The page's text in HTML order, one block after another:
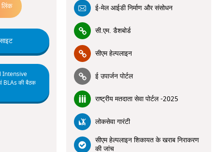
लिंक
Intensive
BLAs की बैठक
ई-मेल आईडी निर्माण और संसोधन
सी.एम. डैशबोर्ड
सीएम हेल्पलाइन
ई उपार्जन पोर्टल
राष्ट्रीय मतदाता सेवा पोर्टल -2025
लोकसेवा गारंटी
सीएम हेल्पलाइन शिकायत के खराब निराकरण
की जांच